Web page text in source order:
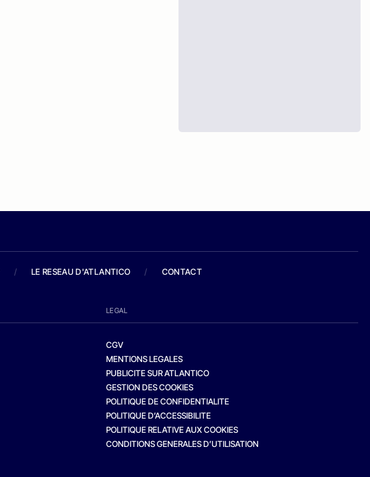
/ LE RESEAU D'ATLANTICO / CONTACT
LEGAL
CGV
MENTIONS LEGALES
PUBLICITE SUR ATLANTICO
GESTION DES COOKIES
POLITIQUE DE CONFIDENTIALITE
POLITIQUE D’ACCESSIBILITE
POLITIQUE RELATIVE AUX COOKIES
CONDITIONS GENERALES D’UTILISATION